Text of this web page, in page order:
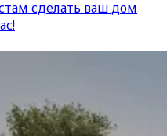
сделать ваш дом